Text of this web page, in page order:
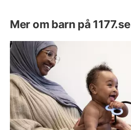
Mer om barn på 1177.se